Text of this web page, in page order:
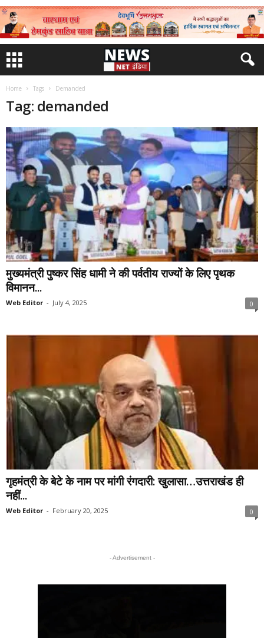
Home Tags Demanded
Tag: demanded
मुख्यमंत्री पुष्कर सिंह धामी ने की पर्वतीय राज्यों के लिए पृथक
विमानन...
Web Editor - July 4, 2025 0
गृहमंत्री के बेटे के नाम पर मांगी रंगदारी: खुलासा…उत्तराखंड ही
नहीं...
Web Editor - February 20, 2025 0
- Advertisement -